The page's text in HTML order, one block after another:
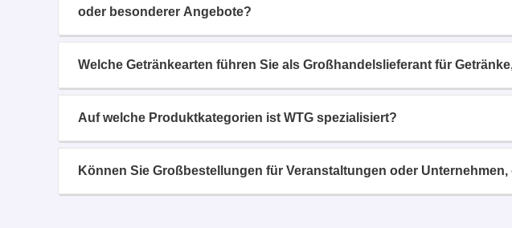
oder besonderer Angebote?
Welche Getränkearten führen Sie als Großhandelslieferant für
Auf welche Produktkategorien ist WTG spezialisiert?
Können Sie Großbestellungen für Veranstaltungen oder